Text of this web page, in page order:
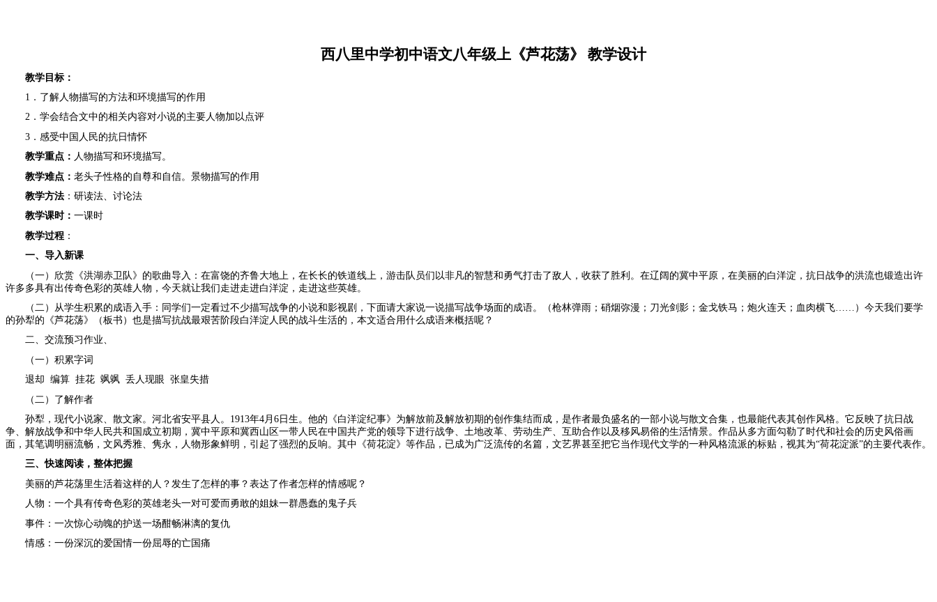
西八里中学初中语文八年级上《芦花荡》 教学设计
教学目标：
1．了解人物描写的方法和环境描写的作用
2．学会结合文中的相关内容对小说的主要人物加以点评
3．感受中国人民的抗日情怀
教学重点： 人物描写和环境描写。
教学难点： 老头子性格的自尊和自信。景物描写的作用
教学方法 ：研读法、讨论法
教学课时： 一课时
教学过程 ：
一、导入新课
（一）欣赏《洪湖赤卫队》的歌曲导入：在富饶的齐鲁大地上，在长长的铁道线上，游击队员们以非凡的智慧和勇气打击了敌人，收获了胜利。在辽阔的冀中平原，在美丽的白洋淀，抗日战争的洪流也锻造出许
许多多具有出传奇色彩的英雄人物，今天就让我们走进走进白洋淀，走进这些英雄。
（二）从学生积累的成语入手： 同学们一定看过不少描写战争的小说和影视剧，下面请大家说一说描写战争场面的成语。（枪林弹雨；硝烟弥漫；刀光剑影；金戈铁马；炮火连天；血肉横飞……）今天我们要学
的孙犁的《芦花荡》（板书）也是描写抗战最艰苦阶段白洋淀人民的战斗生活的，本文适合用什么成语来概括呢？
二、交流预习作业、
（一）积累字词
退却 编算 挂花 飒飒 丢人现眼 张皇失措
（二）了解作者
孙犁，现代小说家、散文家。河北省安平县人。1913年4月6日生。他的《白洋淀纪事》为解放前及解放初期的创作集结而成，是作者最负盛名的一部小说与散文合集，也最能代表其创作风格。它反映了抗日战
争、解放战争和中华人民共和国成立初期，冀中平原和冀西山区一带人民在中国共产党的领导下进行战争、土地改革、劳动生产、互助合作以及移风易俗的生活情景。作品从多方面勾勒了时代和社会的历史风俗画
面，其笔调明丽流畅，文风秀雅、隽永，人物形象鲜明，引起了强烈的反响。其中《荷花淀》等作品，已成为广泛流传的名篇，文艺界甚至把它当作现代文学的一种风格流派的标贴，视其为“荷花淀派”的主要代表作。
三、快速阅读，整体把握
美丽的芦花荡里生活着这样的人？发生了怎样的事？表达了作者怎样的情感呢？
人物：一个具有传奇色彩的英雄老头一对可爱而勇敢的姐妹一群愚蠢的鬼子兵
事件：一次惊心动魄的护送一场酣畅淋漓的复仇
情感：一份深沉的爱国情一份屈辱的亡国痛